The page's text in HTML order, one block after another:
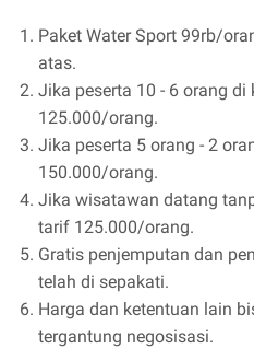
Paket Water Sport 99rb/
atas.
Jika peserta 10 - 6 orang di
125.000/orang.
Jika peserta 5 orang - 2
150.000/orang.
Jika wisatawan datang
tarif 125.000/orang.
Gratis penjemputan dan
telah di sepakati.
Harga dan ketentuan lain
tergantung negosisasi.